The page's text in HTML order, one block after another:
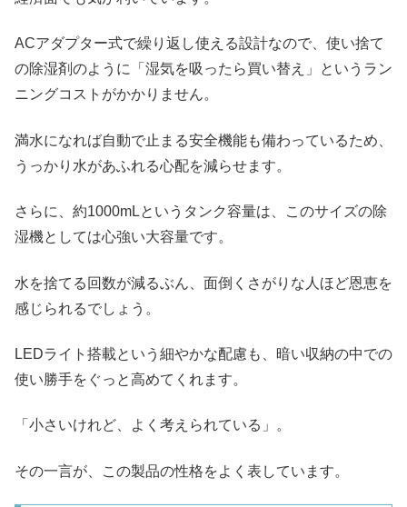
ACアダプター式で繰り返し使える設計なので、使い捨て
の除湿剤のように「湿気を吸ったら買い替え」というラン
ニングコストがかかりません。
満水になれば自動で止まる安全機能も備わっているため、
うっかり水があふれる心配を減らせます。
さらに、約1000mLというタンク容量は、このサイズの除
湿機としては心強い大容量です。
水を捨てる回数が減るぶん、面倒くさがりな人ほど恩恵を
感じられるでしょう。
LEDライト搭載という細やかな配慮も、暗い収納の中での
使い勝手をぐっと高めてくれます。
「小さいけれど、よく考えられている」。
その一言が、この製品の性格をよく表しています。